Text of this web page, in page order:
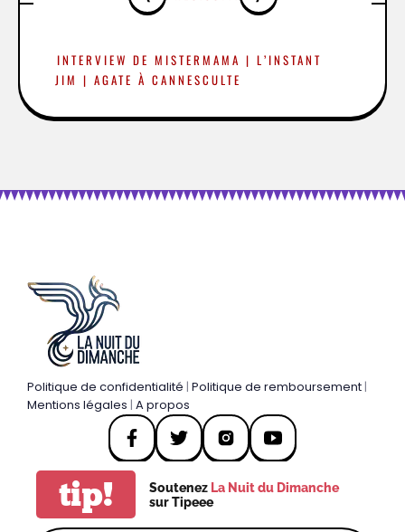
INTERVIEW DE MISTER
JIM | AGATE À CANNES
MAMA | L’INSTANT
CULTE
Politique de confidentialité | Politique de remboursement|
Mentions légales | A propos
tip! Soutenez La Nuit du Dimanche
sur Tipeee